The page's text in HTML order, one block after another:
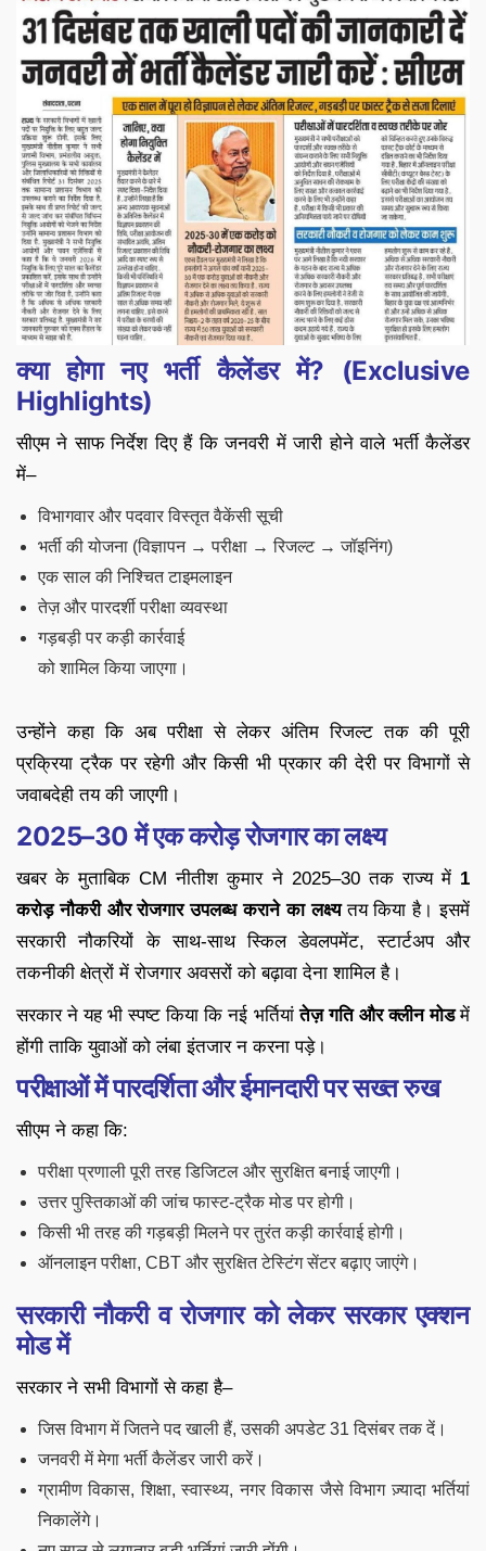
क्या होगा नए भर्ती कैलेंडर में? (Exclusive
Highlights)
सीएम ने साफ निर्देश दिए हैं कि जनवरी में जारी होने वाले भर्ती कैलेंडर
में–
विभागवार और पदवार विस्तृत वैकेंसी सूची
भर्ती की योजना (विज्ञापन → परीक्षा → रिजल्ट → जॉइनिंग)
एक साल की निश्चित टाइमलाइन
तेज़ और पारदर्शी परीक्षा व्यवस्था
गड़बड़ी पर कड़ी कार्रवाई
को शामिल किया जाएगा।
उन्होंने कहा कि अब परीक्षा से लेकर अंतिम रिजल्ट तक की पूरी
प्रक्रिया ट्रैक पर रहेगी और किसी भी प्रकार की देरी पर विभागों से
जवाबदेही तय की जाएगी।
2025–30 में एक करोड़ रोजगार का लक्ष्य
खबर के मुताबिक CM नीतीश कुमार ने 2025–30 तक राज्य में 1
करोड़ नौकरी और रोजगार उपलब्ध कराने का लक्ष्यतय किया है। इसमें
सरकारी नौकरियों के साथ-साथ स्किल डेवलपमेंट, स्टार्टअप और
तकनीकी क्षेत्रों में रोजगार अवसरों को बढ़ावा देना शामिल है।
सरकार ने यह भी स्पष्ट किया कि नई भर्तियांतेज़ गति और क्लीन मोडमें
होंगी ताकि युवाओं को लंबा इंतजार न करना पड़े।
परीक्षाओं में पारदर्शिता और ईमानदारी पर सख्त रुख
सीएम ने कहा कि:
परीक्षा प्रणाली पूरी तरह डिजिटल और सुरक्षित बनाई जाएगी।
उत्तर पुस्तिकाओं की जांच फास्ट-ट्रैक मोड पर होगी।
किसी भी तरह की गड़बड़ी मिलने पर तुरंत कड़ी कार्रवाई होगी।
ऑनलाइन परीक्षा, CBT और सुरक्षित टेस्टिंग सेंटर बढ़ाए जाएंगे।
सरकारी नौकरी व रोजगार को लेकर सरकार एक्शन
मोड में
सरकार ने सभी विभागों से कहा है–
जिस विभाग में जितने पद खाली हैं, उसकी अपडेट 31 दिसंबर तक दें।
जनवरी में मेगा भर्ती कैलेंडर जारी करें।
ग्रामीण विकास, शिक्षा, स्वास्थ्य, नगर विकास जैसे विभाग ज़्यादा भर्तियां
निकालेंगे।